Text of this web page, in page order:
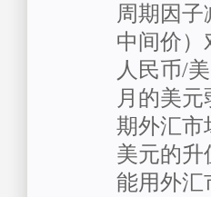
周期因
中间价）
人民币/
月的美
期外汇市
美元的升
能用外汇